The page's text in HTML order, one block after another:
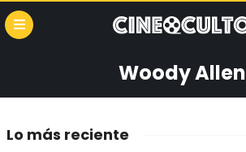
Woody Allen
Lo más reciente